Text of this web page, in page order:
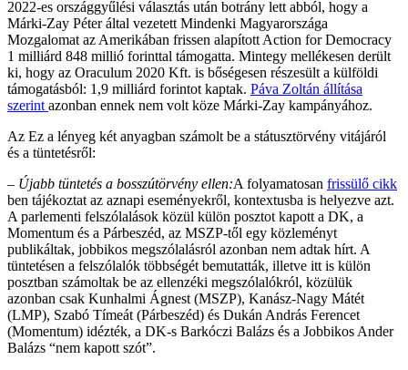
2022-es országgyűlési választás után botrány lett abból, hogy a
Márki-Zay Péter által vezetett Mindenki Magyarországa
Mozgalomat az Amerikában frissen alapított Action for Democracy
1 milliárd 848 millió forinttal támogatta. Mintegy mellékesen derült
ki, hogy az Oraculum 2020 Kft. is bőségesen részesült a külföldi
támogatásból: 1,9 milliárd forintot kaptak. Páva Zoltán állítása
szerintazonban ennek nem volt köze Márki-Zay kampányához.
Az Ez a lényeg két anyagban számolt be a státusztörvény vitájáról
és a tüntetésről:
– Újabb tüntetés a bosszútörvény ellen:A folyamatosan frissülő cikk
ben tájékoztat az aznapi eseményekről, kontextusba is helyezve azt.
A parlementi felszólalások közül külön posztot kapott a DK, a
Momentum és a Párbeszéd, az MSZP-től egy közleményt
publikáltak, jobbikos megszólalásról azonban nem adtak hírt. A
tüntetésen a felszólalók többségét bemutatták, illetve itt is külön
posztban számoltak be az ellenzéki megszólalókról, közülük
azonban csak Kunhalmi Ágnest (MSZP), Kanász-Nagy Mátét
(LMP), Szabó Tímeát (Párbeszéd) és Dukán András Ferencet
(Momentum) idézték, a DK-s Barkóczi Balázs és a Jobbikos Ander
Balázs “nem kapott szót”.